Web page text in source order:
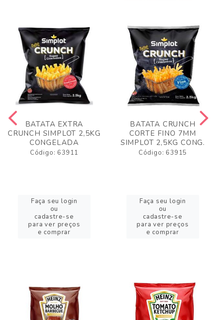
BATATA EXTRA
CRUNCH SIMPLOT 2,5KG
CONGELADA
Código: 63911
Faça seu login
ou
cadastre-se
para ver preços
e comprar
BATATA CRUNCH
CORTE FINO 7MM
SIMPLOT 2,5KG CONG.
Código: 63915
Faça seu login
ou
cadastre-se
para ver preços
e comprar